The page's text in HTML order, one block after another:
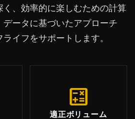
、効率的に楽しむための計算
データに基づいたアプローチ
イフをサポートします。
calculate
適正ボリューム